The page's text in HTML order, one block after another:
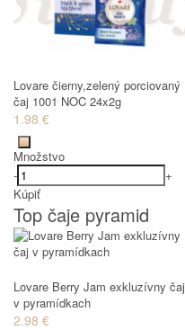
Lovare čierny,zelený porciovaný
čaj 1001 NOC 24x2g
1.98 €
Množstvo
-
+
Kúpiť
Top čaje pyramid
Lovare Berry Jam exkluzívny čaj
v pyramídkach
2.98 €